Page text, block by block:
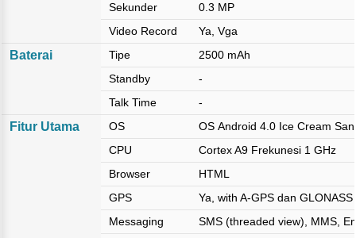
Sekunder
0.3 MP
Video Record
Ya, Vga
Baterai Tipe
2500 mAh
Standby
-
Talk Time
-
Fitur Utama OS
OS Android 4.0 Ice Cream
CPU
Cortex A9 Frekunesi 1 GHz
Browser
HTML
GPS
Ya, with A-GPS dan GLONASS
Messaging
SMS (threaded view), MMS,